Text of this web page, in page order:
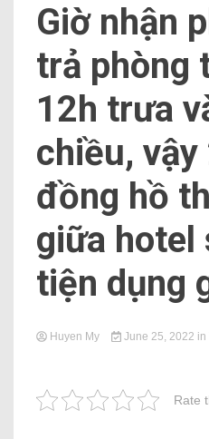
Giờ nhận
trả phòng
12h trưa
chiều,
đồng hồ
giữa hotel
tiện dụng
Huyen My June 25, 2022 in
Rate